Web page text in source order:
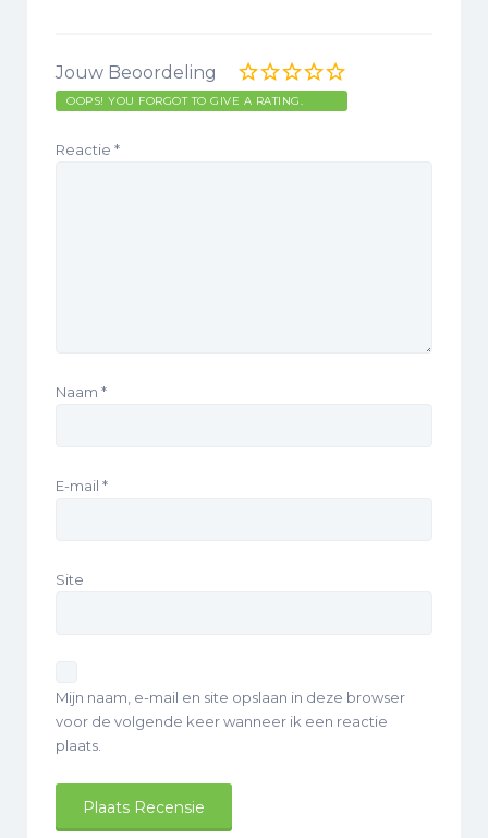
Jouw Beoordeling
OOPS! YOU FORGOT TO GIVE A RATING.
Reactie *
Naam *
E-mail *
Site
Mijn naam, e-mail en site opslaan in deze browser
voor de volgende keer wanneer ik een reactie
plaats.